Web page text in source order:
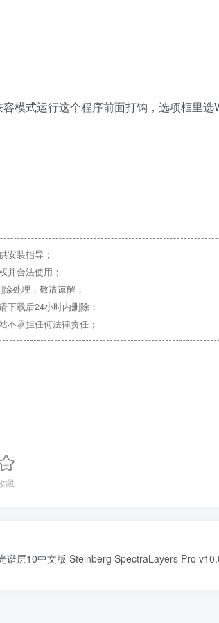
模式运行这个程序前面打钩，选项框里选
安装指导；
并合法使用；
处理，敬请谅解；
下载后24小时内删除；
不承担任何法律责任；
藏
谱层10中文版 Steinberg SpectraLayers Pro